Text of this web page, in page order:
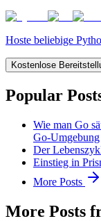
Hoste beliebige
Kostenlose
Popular
Wie man Go
Go-Umgebung
Der
Einstieg in
More Posts
More Posts